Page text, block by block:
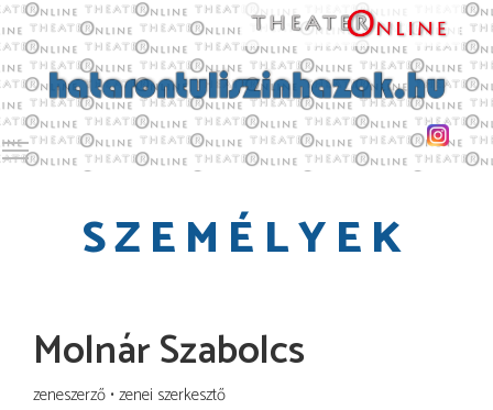
Toggle main menu visibility
SZEMÉLYEK
Molnár Szabolcs
zeneszerző zenei szerkesztő